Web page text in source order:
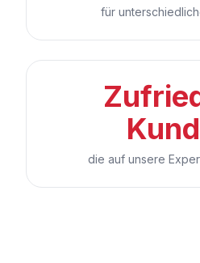
für
die auf unsere